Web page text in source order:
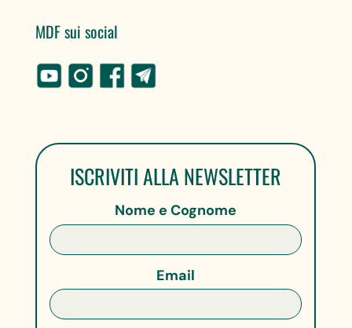
MDF sui social
ISCRIVITI ALLA NEWSLETTER
Nome e Cognome
Email